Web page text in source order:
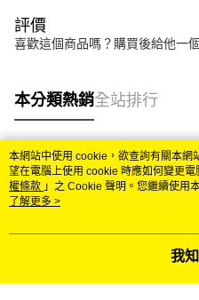
評價
喜歡這個商品嗎？購買後給他一
本分類熱銷全站排行
熱門標籤
本網站中使用 cookie，欲查詢有關本網
望在電腦上使用 cookie 時應如何變更
權條款 」之 Cookie 聲明。您繼續使用
用條款之 Cookie 聲明使用 cookie。
了解更多 >
我